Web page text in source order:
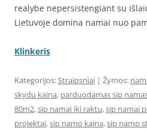
realybe nepersistengiant su
Lietuvoje domina namai nuo
Klinkeris
Kategorijos:Straipsniai | Žymos:
skydu kaina, parduodamas sip
80m2,sip namai iki raktu,sip namai
projektai,sip namo kaina,sip namo